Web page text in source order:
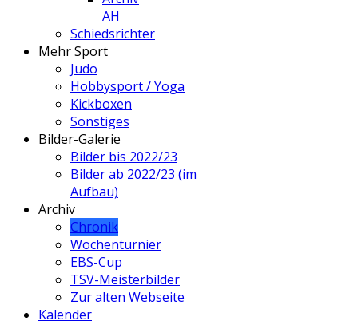
AH
Schiedsrichter
Mehr Sport
Judo
Hobbysport / Yoga
Kickboxen
Sonstiges
Bilder-Galerie
Bilder bis 2022/23
Bilder ab 2022/23 (im
Aufbau)
Archiv
Chronik
Wochenturnier
EBS-Cup
TSV-Meisterbilder
Zur alten Webseite
Kalender